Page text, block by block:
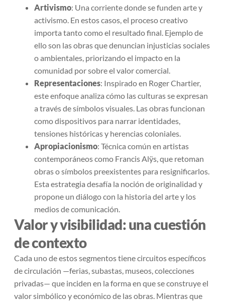
Artivismo: Una corriente donde se funden arte y
activismo. En estos casos, el proceso creativo
importa tanto como el resultado final. Ejemplo de
ello son las obras que denuncian injusticias sociales
o ambientales, priorizando el impacto en la
comunidad por sobre el valor comercial.
Representaciones: Inspirado en Roger Chartier,
este enfoque analiza cómo las culturas se expresan
a través de símbolos visuales. Las obras funcionan
como dispositivos para narrar identidades,
tensiones históricas y herencias coloniales.
Apropiacionismo: Técnica común en artistas
contemporáneos como Francis Alÿs, que retoman
obras o símbolos preexistentes para resignificarlos.
Esta estrategia desafía la noción de originalidad y
propone un diálogo con la historia del arte y los
medios de comunicación.
Valor y visibilidad: una cuestión
de contexto
Cada uno de estos segmentos tiene circuitos específicos
de circulación —ferias, subastas, museos, colecciones
privadas— que inciden en la forma en que se construye el
valor simbólico y económico de las obras. Mientras que